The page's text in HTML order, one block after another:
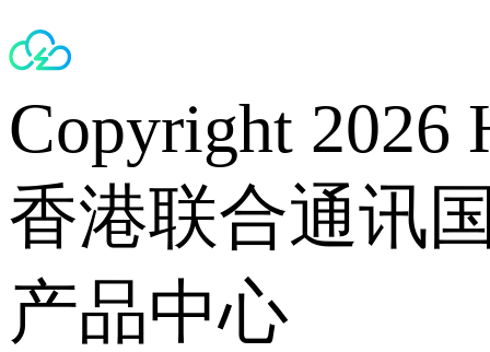
Copyright 2026
香港联合通讯
产品中心